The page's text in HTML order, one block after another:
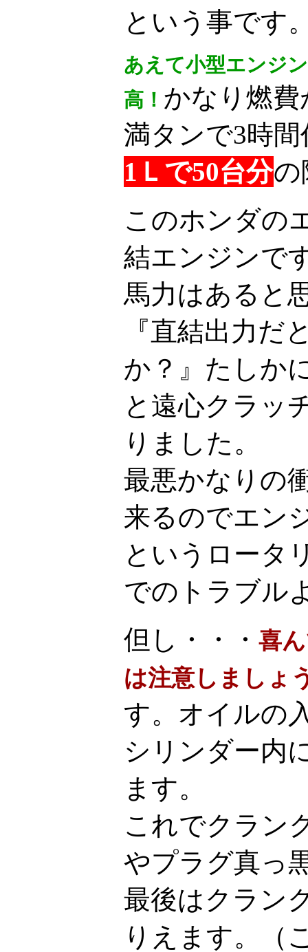
という事です
あえて小型エンジ
高！ かなり燃
満タンで3時
1Ｌで50台分の
このホンダの
結エンジンで
馬力はあると
『直結出力だ
か？』たしか
と遠心クラッ
りました。
最悪かなりの
来るのでエン
というロータ
でのトラブル
但し・・・ 喜
は注意しましょ
す。オイルの
シリンダー内
ます。
これでクラン
やプラグ真っ
最後はクラン
りえます。（